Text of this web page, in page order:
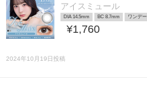
アイスミュール
DIA 14.5mm BC 8.7mm ワンデー
¥1,760
2024年10月19日投稿